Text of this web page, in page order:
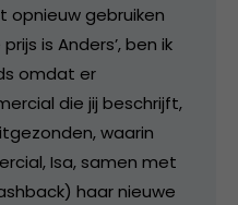
opnieuw gebruiken
is Anders’, ben ik
omdat er
die jij beschrijft,
waarin
Isa, samen met
haar nieuwe